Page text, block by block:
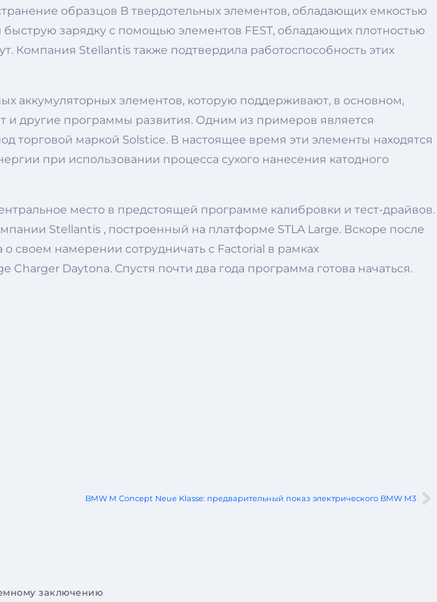
образцов B твердотельных элементов, обладающих емкостью
зарядку с помощью элементов FEST, обладающих плотностью
Компания Stellantis также подтвердила работоспособность этих
аккумуляторных элементов, которую поддерживают, в основном,
и другие программы развития. Одним из примеров является
торговой маркой Solstice. В настоящее время эти элементы находятся
при использовании процесса сухого нанесения катодного
место в предстоящей программе калибровки и тест-драйвов.
Stellantis , построенный на платформе STLA Large. Вскоре после
своем намерении сотрудничать с Factorial в рамках
Daytona. Спустя почти два года программа готова начаться.
BMW M Concept Neue Klasse: предварительный показ электрического BMW M3
заключению